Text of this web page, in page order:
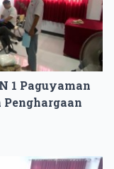
1 Paguyaman